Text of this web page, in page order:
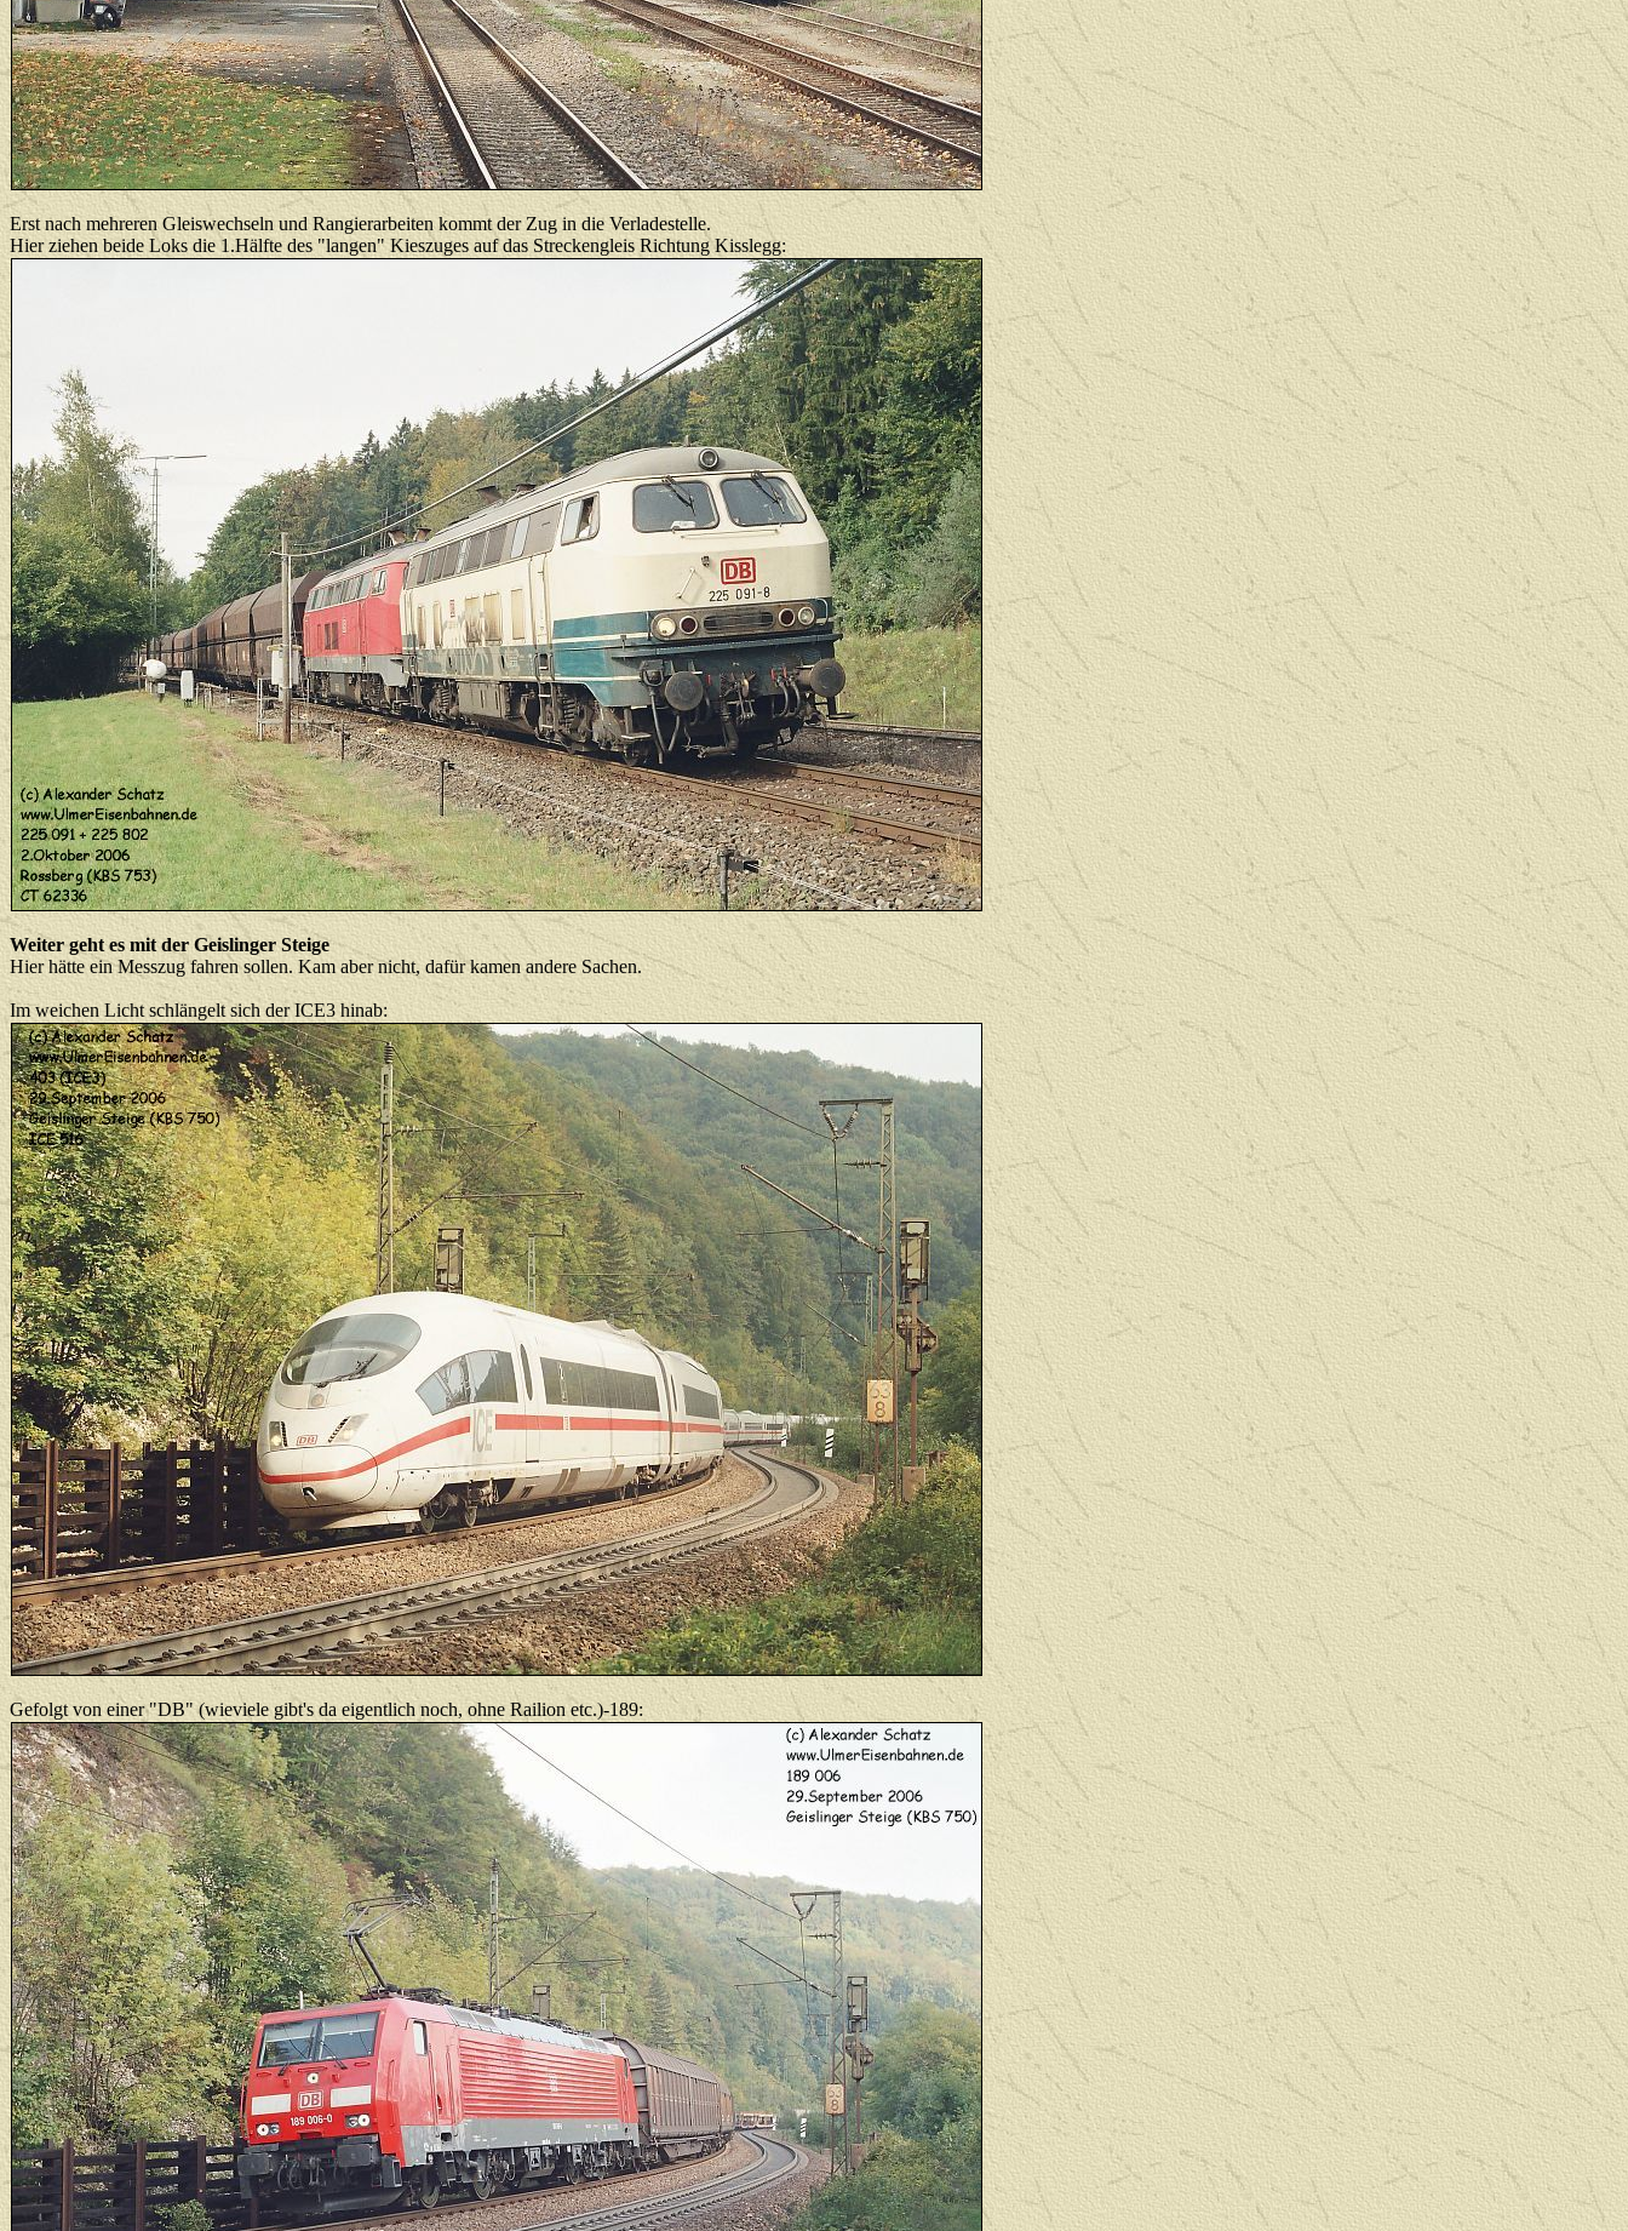
Erst nach mehreren Gleiswechseln und Rangierarbeiten kommt der Zug in die Verladestelle.
Hier ziehen beide Loks die 1.Hälfte des "langen" Kieszuges auf das Streckengleis Richtung Kisslegg:
Weiter geht es mit der Geislinger Steige
Hier hätte ein Messzug fahren sollen. Kam aber nicht, dafür kamen andere Sachen.
Im weichen Licht schlängelt sich der ICE3 hinab:
Gefolgt von einer "DB" (wieviele gibt's da eigentlich noch, ohne Railion etc.)-189: